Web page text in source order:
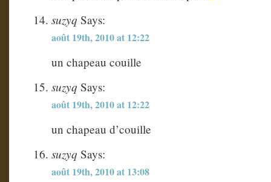
suzyq Says:
août 19th, 2010 at 12:22
un chapeau couille
suzyq Says:
août 19th, 2010 at 12:22
un chapeau d’couille
suzyq Says:
août 19th, 2010 at 13:08